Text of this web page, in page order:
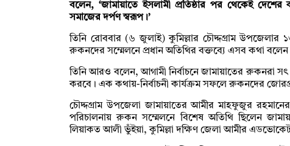
বলেন, ‌‘জামায়াতে ইসলামী প্রতিষ্ঠার পর থেকেই
সমাজের দর্পণ স্বরূপ।’
তিনি রোববার (৬ জুলাই) কুমিল্লার চৌদ্দগ্রাম
রুকনদের সম্মেলনে প্রধান অতিথির বক্তব্যে এসব কথা
তিনি আরও বলেন, আগামী নির্বাচনে জামায়াতের রুকনরা
করবে। এক কথায়-নির্বাচনী কার্যক্রম সফলে রুকনদের
চৌদ্দগ্রাম উপজেলা জামায়াতের আমীর মাহফুজুর
পরিচালনায় রুকন সম্মেলনে বিশেষ অতিথি ছিলেন
লিয়াকত আলী ভুঁইয়া, কুমিল্লা দক্ষিণ জেলা আমীর এডভোকেট